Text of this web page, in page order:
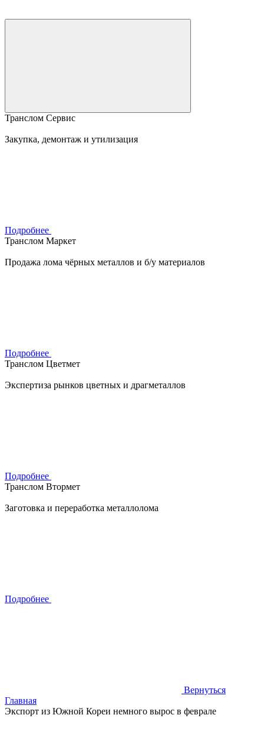
Транслом Сервис
Закупка, демонтаж и утилизация
Подробнее
Транслом Маркет
Продажа лома чёрных металлов и б/у материалов
Подробнее
Транслом Цветмет
Экспертиза рынков цветных и драгметаллов
Подробнее
Транслом Втормет
Заготовка и переработка металлолома
Подробнее
Вернуться
Главная
Экспорт из Южной Кореи немного вырос в феврале